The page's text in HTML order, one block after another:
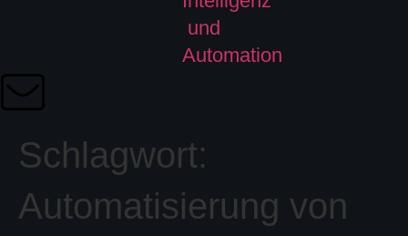
Schlagwort:
Automatisierung von